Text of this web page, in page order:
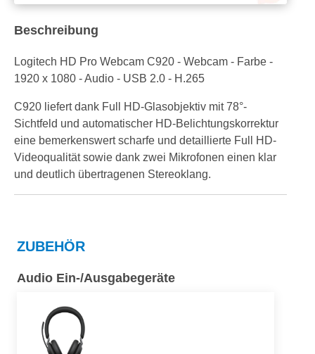
Beschreibung
Logitech HD Pro Webcam C920 - Webcam - Farbe -
1920 x 1080 - Audio - USB 2.0 - H.265
C920 liefert dank Full HD-Glasobjektiv mit 78°-
Sichtfeld und automatischer HD-Belichtungskorrektur
eine bemerkenswert scharfe und detaillierte Full HD-
Videoqualität sowie dank zwei Mikrofonen einen klar
und deutlich übertragenen Stereoklang.
ZUBEHÖR
Audio Ein-/Ausgabegeräte